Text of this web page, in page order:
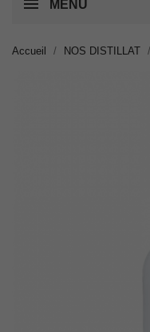
MENU
Accueil NOS DISTILLAT